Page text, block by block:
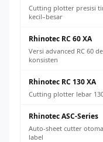
Cutting plotter presisi
kecil–besar
Rhinotec RC 60 XA
Versi advanced RC 60
konsisten
Rhinotec RC 130 XA
Cutting plotter lebar
Rhinotec ASC-Series
Auto-sheet cutter
label